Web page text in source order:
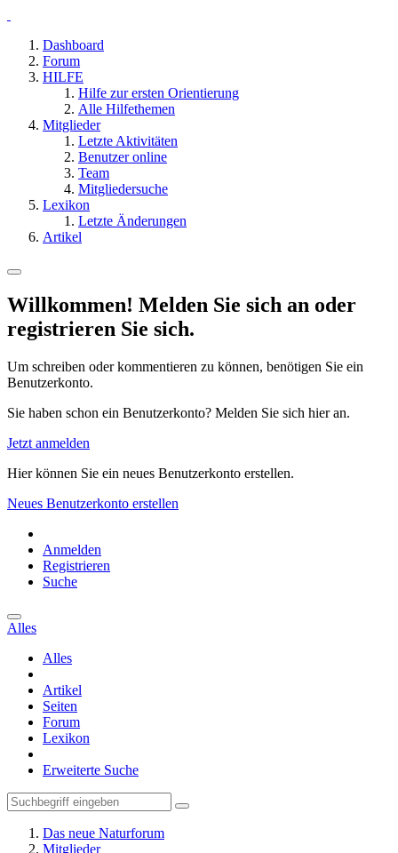
Dashboard
Forum
HILFE
Hilfe zur ersten Orientierung
Alle Hilfethemen
Mitglieder
Letzte Aktivitäten
Benutzer online
Team
Mitgliedersuche
Lexikon
Letzte Änderungen
Artikel
Willkommen! Melden Sie sich an oder
registrieren Sie sich.
Um schreiben oder kommentieren zu können, benötigen Sie ein
Benutzerkonto.
Sie haben schon ein Benutzerkonto? Melden Sie sich hier an.
Jetzt anmelden
Hier können Sie ein neues Benutzerkonto erstellen.
Neues Benutzerkonto erstellen
Anmelden
Registrieren
Suche
Alles
Alles
Artikel
Seiten
Forum
Lexikon
Erweiterte Suche
Das neue Naturforum
Mitglieder